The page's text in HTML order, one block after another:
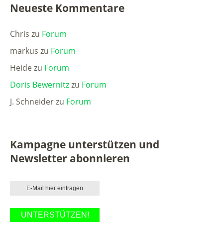
Neueste Kommentare
Chris zu Forum
markus zu Forum
Heidezu Forum
Doris Bewernitzzu Forum
J. Schneiderzu Forum
Kampagne unterstützen und
Newsletter abonnieren